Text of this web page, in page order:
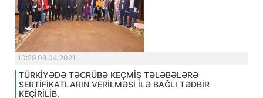
10:29 08.04.2021
TÜRKİYƏDƏ TƏCRÜBƏ KEÇMİŞ TƏLƏBƏLƏRƏ
SERTİFİKATLARIN VERİLMƏSİ İLƏ BAĞLI TƏDBİR
KEÇİRİLİB.